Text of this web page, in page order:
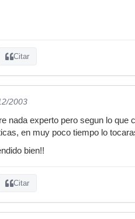
Citar
2003
nada experto pero segun lo
en muy poco tiempo lo
bien!!
Citar